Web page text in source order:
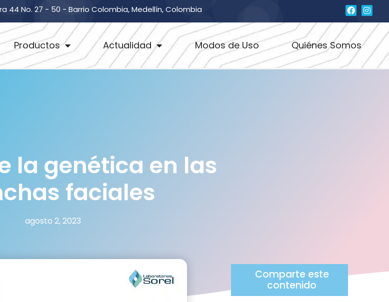
44 No. 27 - 50 - Barrio Colombia, Medellín, Colombia
Productos Actualidad Modos de Uso Quiénes Somos
la genética en las
faciales
agosto 2, 2023
Comparte este
contenido